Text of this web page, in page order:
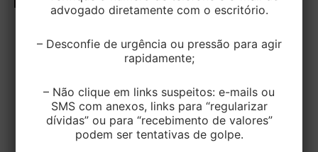
Emergência médica e carência em
cláusula contratual
EditorEK/19 de janeiro de 2026
Recentemente, uma decisão liminar proferida pela
advogado diretamente com o escritório.
– Desconfie de urgência ou pressão para agir
rapidamente;
– Não clique em links suspeitos: e-mails ou
SMS com anexos, links para “regularizar
dívidas” ou para “recebimento de valores”
podem ser tentativas de golpe.